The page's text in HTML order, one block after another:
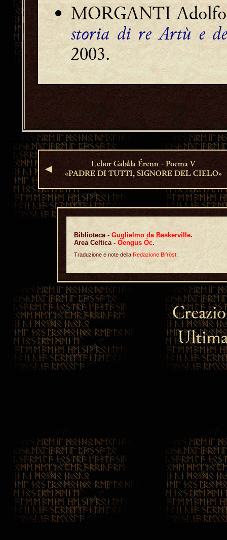
MORGANTI
storia di re Artù e
2003.
◄
Lebor Gabála Érenn - Poema V
«PADRE DI TUTTI, SIGNORE DEL CIELO»
Biblioteca -Guglielmo da Baskerville.
Area Celtica -Óengus Óc.
Traduzione e note dellaRedazione Bifröst